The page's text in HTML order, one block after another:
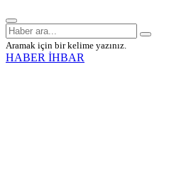
Aramak için bir kelime yazınız.
HABER İHBAR